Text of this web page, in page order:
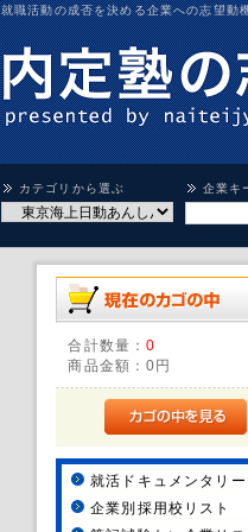
就職活動の成否を決める企業への志望動
カテゴリから選ぶ 企業キ
合計数量：0
商品金額：0円
就活ドキュメンタリー
企業別採用校リスト